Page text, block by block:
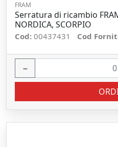
FRAM
Serratura di ricambio
NORDICA, SCORPIO
Cod: 00437431 Cod
−